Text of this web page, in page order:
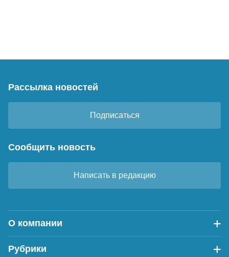
Рассылка новостей
Подписаться
Сообщить новость
Написать в редакцию
О компании
Рубрики